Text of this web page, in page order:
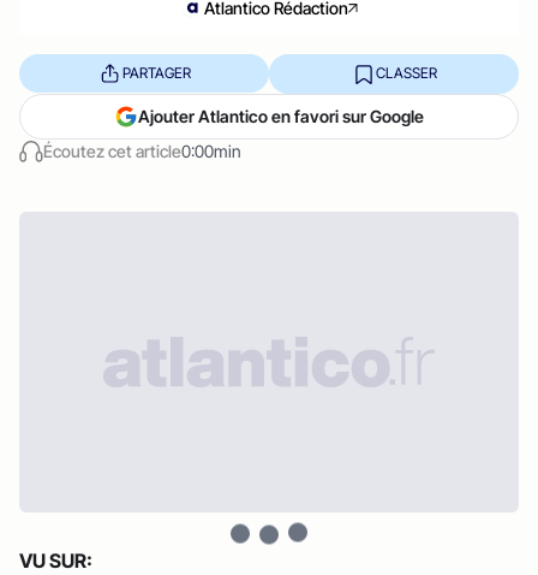
Atlantico Rédaction
Écoutez cet article0:00min
PARTAGER CLASSER
Ajouter Atlantico en favori sur Google
VU SUR: